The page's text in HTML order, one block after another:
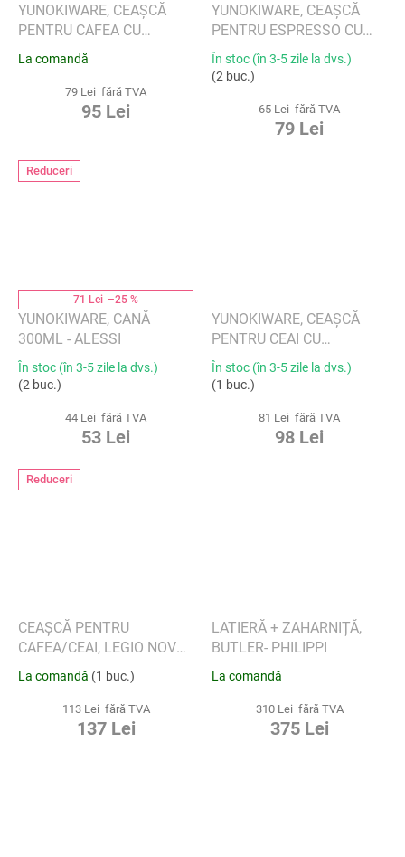
YUNOKIWARE, CEAȘCĂ
PENTRU CAFEA CU
FARFURIE - ALESSI
La comandă
79 Lei fără TVA
95 Lei
YUNOKIWARE, CEAȘCĂ
PENTRU ESPRESSO CU
FARFURIE - ALESSI
În stoc (în 3-5 zile la dvs.)
(2 buc.)
65 Lei fără TVA
79 Lei
Reduceri
71 Lei –25 %
YUNOKIWARE, CANĂ
300ML - ALESSI
În stoc (în 3-5 zile la dvs.)
(2 buc.)
44 Lei fără TVA
53 Lei
YUNOKIWARE, CEAȘCĂ
PENTRU CEAI CU
FARFURIE - ALESSI
În stoc (în 3-5 zile la dvs.)
(1 buc.)
81 Lei fără TVA
98 Lei
Reduceri
CEAȘCĂ PENTRU
CAFEA/CEAI, LEGIO NOVA
400 ML - EVA SOLO
La comandă (1 buc.)
113 Lei fără TVA
137 Lei
LATIERĂ + ZAHARNIȚĂ,
BUTLER- PHILIPPI
La comandă
310 Lei fără TVA
375 Lei